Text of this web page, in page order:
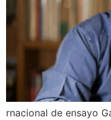
rnacional de ensayo